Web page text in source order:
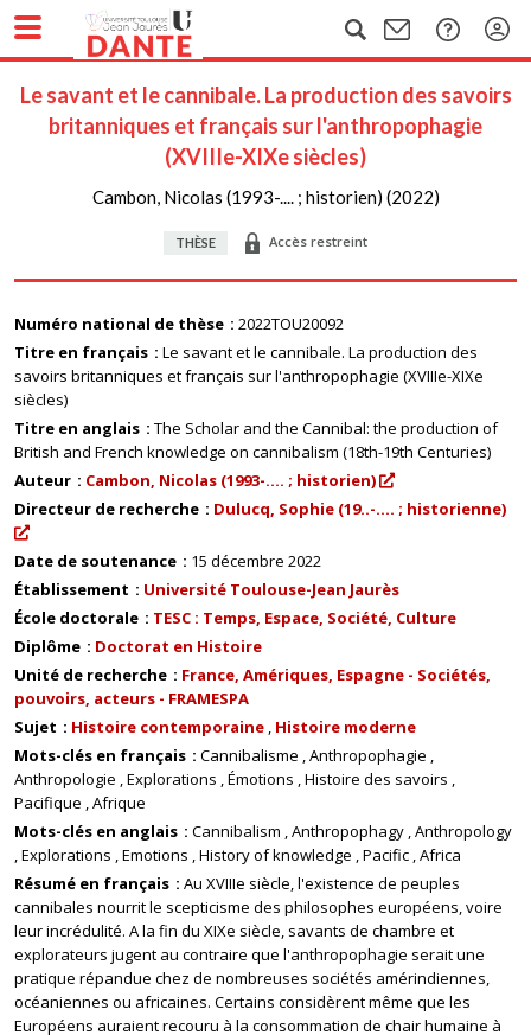
Le savant et le cannibale. La production des savoirs
britanniques et français sur l'anthropophagie
(XVIIIe-XIXe siècles)
Cambon, Nicolas (1993-.... ; historien) (2022)
THÈSE Accès restreint
Numéro national de thèse
2022TOU20092
Titre en français
Le savant et le cannibale. La production des
savoirs britanniques et français sur l'anthropophagie (XVIIIe-XIXe
siècles)
Titre en anglais
The Scholar and the Cannibal: the production of
British and French knowledge on cannibalism (18th-19th Centuries)
Auteur
Cambon, Nicolas (1993-.... ; historien)
Directeur de recherche
Dulucq, Sophie (19..-.... ; historienne)
Date de soutenance
15 décembre 2022
Établissement
Université Toulouse-Jean Jaurès
École doctorale
TESC : Temps, Espace, Société, Culture
Diplôme
Doctorat en Histoire
Unité de recherche
France, Amériques, Espagne - Sociétés,
pouvoirs, acteurs - FRAMESPA
Sujet
Histoire contemporaine Histoire moderne
Mots-clés en français
Cannibalisme Anthropophagie
Anthropologie Explorations Émotions Histoire des savoirs
Pacifique Afrique
Mots-clés en anglais
Cannibalism Anthropophagy Anthropology
Explorations Emotions History of knowledge Pacific Africa
Résumé en français
Au XVIIIe siècle, l'existence de peuples
cannibales nourrit le scepticisme des philosophes européens, voire
leur incrédulité. A la fin du XIXe siècle, savants de chambre et
explorateurs jugent au contraire que l'anthropophagie serait une
pratique répandue chez de nombreuses sociétés amérindiennes,
océaniennes ou africaines. Certains considèrent même que les
Européens auraient recouru à la consommation de chair humaine à